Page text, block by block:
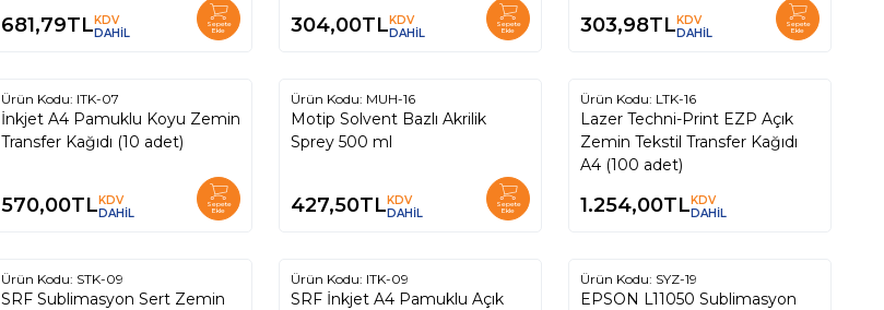
681,79TLKDV
DAHİL
Sepete
Ekle 304,00TLKDV
DAHİL
Sepete
Ekle 303,98TLKDV
DAHİL
Sepete
Ekle
Ürün Kodu: ITK-07
İnkjet A4 Pamuklu Koyu Zemin
Transfer Kağıdı (10 adet)
570,00TLKDV
DAHİL
Sepete
Ekle
Ürün Kodu: MUH-16
Motip Solvent Bazlı Akrilik
Sprey 500 ml
427,50TLKDV
DAHİL
Sepete
Ekle
Ürün Kodu: LTK-16
Lazer Techni-Print EZP Açık
Zemin Tekstil Transfer Kağıdı
A4 (100 adet)
1.254,00TLKDV
DAHİL
%
20
Ürün Kodu: STK-09
SRF Sublimasyon Sert Zemin
%
2
Ürün Kodu: ITK-09
SRF İnkjet A4 Pamuklu Açık
%
4
Ürün Kodu: SYZ-19
EPSON L11050 Sublimasyon